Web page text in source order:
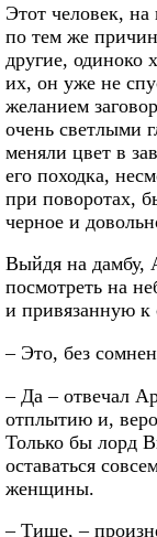
Этот человек,
по тем же
другие, одиноко
их, он уже не
желанием
очень светлыми
меняли цвет в
его походка,
при поворотах,
черное и
Выйдя на дамбу,
посмотреть на
и привязанную к
– Это, без
– Да – отвечал
отплытию и,
Только бы лорд
оставаться
женщины.
– Тише, –